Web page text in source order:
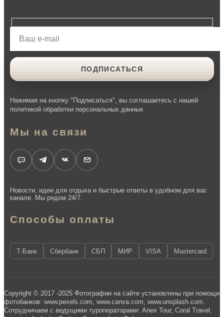
Способы оплаты
Т-Банк Сбербанк СБП МИР VISA Mastercard
Мы на связи
Новости, идеи для отдыха и быстрые ответы в удобном для вас
канале. Мы рядом 24/7.
Нажимая на кнопку "Подписаться", вы соглашаетесь с нашей
политикой обработки персональных данных
Copyright © 2017 -2025 Фотографии на сайте установлены при помощи
фотобанков: www.pexels.com, www.canva.com, www.unsplash.com.
Сотрудничаем с ведущими туроператорами: Anex Tour, Coral Travel,